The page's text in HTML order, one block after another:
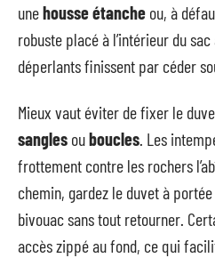
unehousse étanche ou, à
robuste placé à l’intérieur du
déperlants finissent par céder
Mieux vaut éviter de fixer le
sangles ouboucles. Les
frottement contre les rochers
chemin, gardez le duvet à
bivouac sans tout retourner.
accès zippé au fond, ce qui